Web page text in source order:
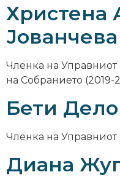
Христена
Јованчева
Членка на Управниот
на Собранието (2019-
Бети
Членка на Управниот
Диана